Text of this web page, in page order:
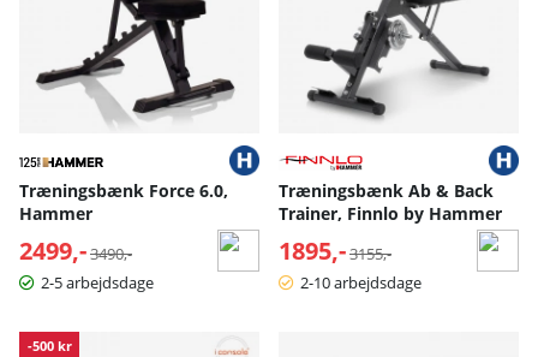
Træningsbænk Force 6.0,
Hammer
2499,- Normalpris:
3490,-
2-5 arbejdsdage
Træningsbænk Ab & Back
Trainer, Finnlo by Hammer
1895,- Normalpris:
3155,-
2-10 arbejdsdage
-500 kr